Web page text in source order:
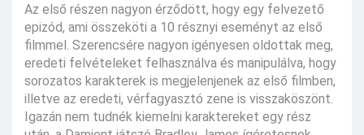
Az első részen nagyon érződött, hogy egy felvezető
epizód, ami összeköti a 10 résznyi eseményt az első
filmmel. Szerencsére nagyon igényesen oldottak meg,
eredeti felvételeket felhasználva és manipulálva, hogy
sorozatos karakterek is megjelenjenek az első filmben,
illetve az eredeti, vérfagyasztó zene is visszaköszönt.
Igazán nem tudnék kiemelni karaktereket egy rész